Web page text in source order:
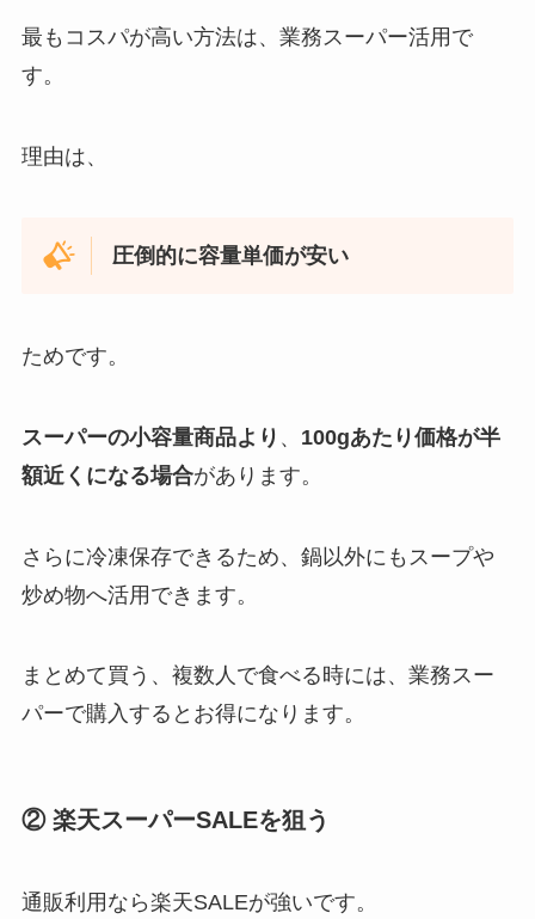
最もコスパが高い方法は、業務スーパー活用で
す。
理由は、
圧倒的に容量単価が安い
ためです。
スーパーの小容量商品より 、 100gあたり価格が半
額近くになる場合があります。
さらに冷凍保存できるため、鍋以外にもスープや
炒め物へ活用できます。
まとめて買う、複数人で食べる時には、業務スー
パーで購入するとお得になります。
② 楽天スーパーSALEを狙う
通販利用なら楽天SALEが強いです。